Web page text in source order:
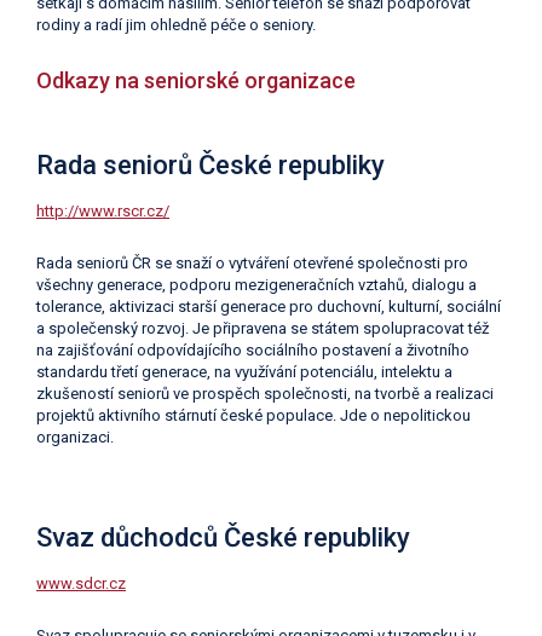
rodiny a radí jim ohledně péče o seniory.
Odkazy na seniorské organizace
Rada seniorů České republiky
http://www.rscr.cz/
Rada seniorů ČR se snaží o vytváření otevřené společnosti pro
všechny generace, podporu mezigeneračních vztahů, dialogu a
tolerance, aktivizaci starší generace pro duchovní, kulturní, sociální
a společenský rozvoj. Je připravena se státem spolupracovat též
na zajišťování odpovídajícího sociálního postavení a životního
standardu třetí generace, na využívání potenciálu, intelektu a
zkušeností seniorů ve prospěch společnosti, na tvorbě a realizaci
projektů aktivního stárnutí české populace. Jde o nepolitickou
organizaci.
Svaz důchodců České republiky
www.sdcr.cz